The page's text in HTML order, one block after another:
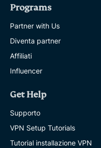
Programs
Partner with Us
Diventa partner
Affiliati
Influencer
Get Help
Supporto
VPN Setup Tutorials
Tutorial installazione VPN